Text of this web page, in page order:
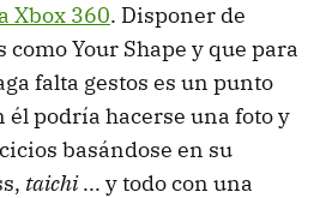
Xbox 360. Disponer de
Your Shape y que para
falta gestos es un punto
él podría hacerse una foto y
basándose en su
taichi... y todo con una